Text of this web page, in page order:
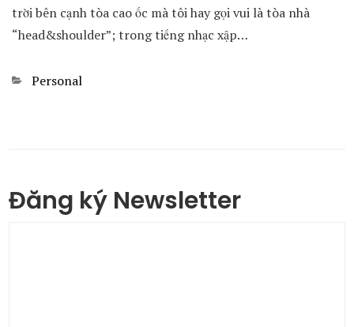
trời bên cạnh tòa cao ốc mà tôi hay gọi vui là tòa nhà
“head&shoulder”; trong tiếng nhạc xập…
Categories
Personal
Đăng ký Newsletter